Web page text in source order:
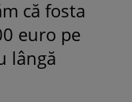
că fosta
euro pe
lângă